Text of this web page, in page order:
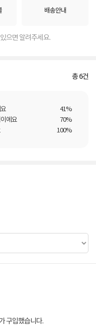
배송안내
으면 알려주세요.
총6건
41%
에요
70%
100%
구입했습니다.